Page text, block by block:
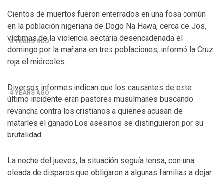
electoral en Georgia
4 YEARS AGO
¡Finalmente! Cámara de Representantes obtiene
4 YEARS AGO
¡Culpable! Jurado en Washington D.C. falla en contra
Steward Rhodes, fundador de violento, grupo
Cientos de muertos fueron enterrados en una fosa común
en la población nigeriana de Dogo Na Hawa, cerca de Jos,
víctimas de la violencia sectaria desencadenada el
domingo por la mañana en tres poblaciones, informó la Cruz
roja el miércoles.
Diversos informes indican que los causantes de este
último incidente eran pastores musulmanes buscando
revancha contra los cristianos a quienes acusan de
matarles el ganado.Los asesinos se distinguieron por su
brutalidad.
La noche del jueves, la situación seguía tensa, con una
oleada de disparos que obligaron a algunas familias a dejar